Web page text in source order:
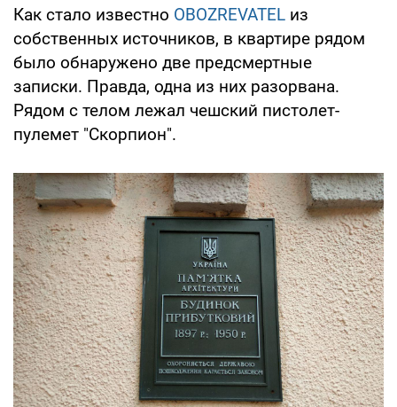
Как стало известно OBOZREVATEL из
собственных источников, в квартире рядом
было обнаружено две предсмертные
записки. Правда, одна из них разорвана.
Рядом с телом лежал чешский пистолет-
пулемет "Скорпион".